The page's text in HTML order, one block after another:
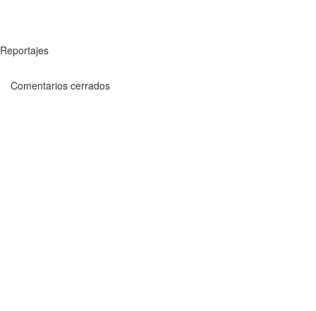
Reportajes
Comentarios cerrados